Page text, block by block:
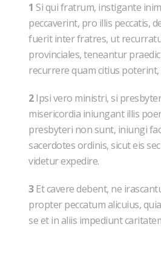
1 Si qui fratrum, instigante
peccaverint, pro illis peccatis,
fuerit inter fratres, ut
provinciales, teneantur
recurrere quam citius poterint,
2Ipsi vero ministri, si
misericordia iniungant illis
presbyteri non sunt, iniungi
sacerdotes ordinis, sicut eis
videtur expedire.
3Et cavere debent, ne
propter peccatum alicuius,
se et in aliis impediunt